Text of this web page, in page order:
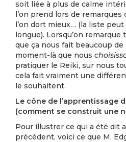
soit liée à plus de calme
l’on prend lors de remarques
l’on dort mieux… (la liste
longue). Lorsqu’on
que ça nous fait beaucoup de
moment-là que nous
pratiquer le Reiki, sur nous
cela fait vraiment une
le souhaitent.
Le cône de l’apprentissage
(comment se construit une
Pour illustrer ce qui a été dit
précédent, voici ce que M.